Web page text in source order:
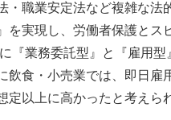
・職業安定法など複雑な
を実現し、労働者保護と
『業務委託型』と『雇用
飲食・小売業では、即日雇
定以上に高かったと考えら